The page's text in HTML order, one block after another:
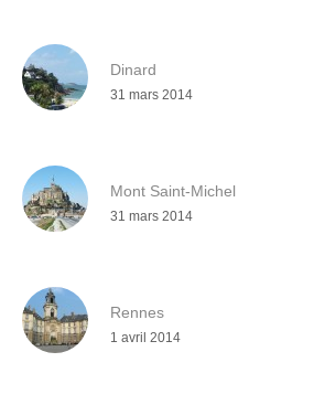
Dinard
31 mars 2014
Mont Saint-Michel
31 mars 2014
Rennes
1 avril 2014